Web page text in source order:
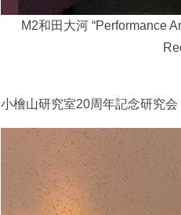
M2和田大河 “Performance
小檜山研究室20周年記念研究